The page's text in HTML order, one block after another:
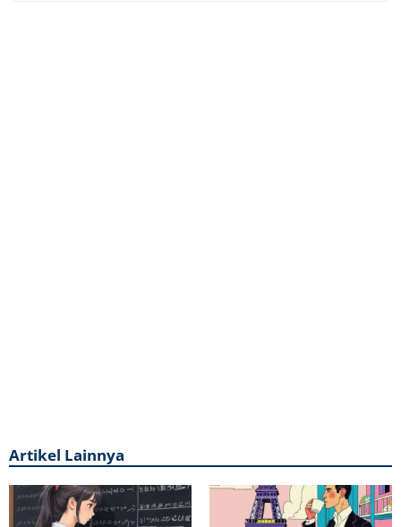
Artikel Lainnya